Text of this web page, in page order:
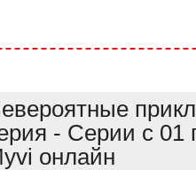
- Серии с 01
онлайн